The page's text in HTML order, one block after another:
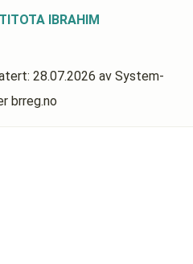
IBRAHIM
28.07.2026 av System-
brreg.no